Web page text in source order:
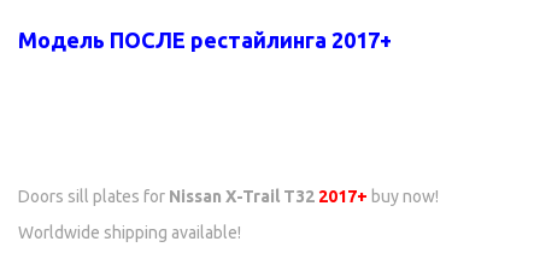
Модель ПОСЛЕ рестайлинга 2017+
Doors sill plates for Nissan X-Trail T32 2017+ buy now!
Worldwide shipping available!